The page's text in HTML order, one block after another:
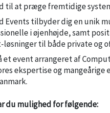
til at præge fremtidige
Events tilbyder dig en unik
i øjenhøjde, samt
løsninger til både private og
et event arrangeret af
ekspertise og
du mulighed for følgende: